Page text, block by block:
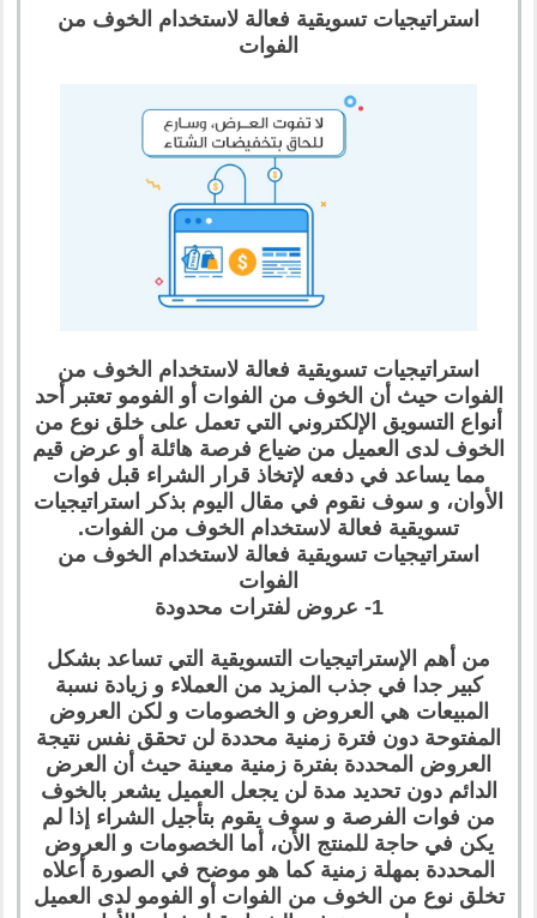
استراتيجيات تسويقية فعالة لاستخدام الخوف من
الفوات
استراتيجيات تسويقية فعالة لاستخدام الخوف من
الفوات حيث أن الخوف من الفوات أو الفومو تعتبر أحد
أنواع التسويق الإلكتروني التي تعمل على خلق نوع من
الخوف لدى العميل من ضياع فرصة هائلة أو عرض قيم
مما يساعد في دفعه لإتخاذ قرار الشراء قبل فوات
الأوان، و سوف نقوم في مقال اليوم بذكر استراتيجيات
تسويقية فعالة لاستخدام الخوف من الفوات.
استراتيجيات تسويقية فعالة لاستخدام الخوف من
الفوات
1- عروض لفترات محدودة
من أهم الإستراتيجيات التسويقية التي تساعد بشكل
كبير جدا في جذب المزيد من العملاء و زيادة نسبة
المبيعات هي العروض و الخصومات و لكن العروض
المفتوحة دون فترة زمنية محددة لن تحقق نفس نتيجة
العروض المحددة بفترة زمنية معينة حيث أن العرض
الدائم دون تحديد مدة لن يجعل العميل يشعر بالخوف
من فوات الفرصة و سوف يقوم بتأجيل الشراء إذا لم
يكن في حاجة للمنتج الأن، أما الخصومات و العروض
المحددة بمهلة زمنية كما هو موضح في الصورة أعلاه
تخلق نوع من الخوف من الفوات أو الفومو لدى العميل